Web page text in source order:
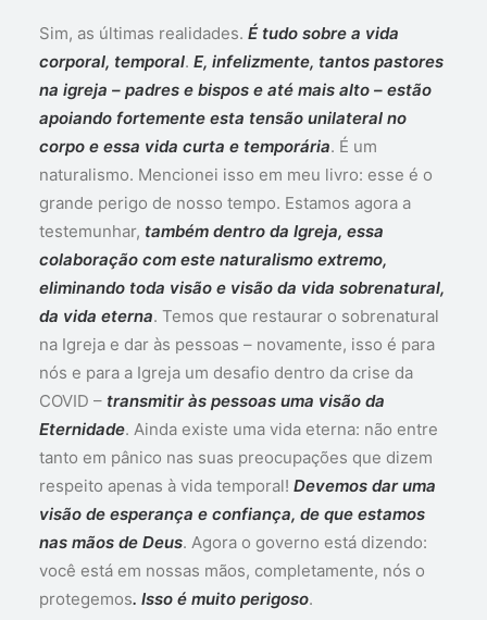
Sim, as últimas realidades. É tudo sobre a vida
corporal, temporal. E, infelizmente, tantos pastores
na igreja – padres e bispos e até mais alto – estão
apoiando fortemente esta tensão unilateral no
corpo e essa vida curta e temporária. É um
naturalismo. Mencionei isso em meu livro: esse é o
grande perigo de nosso tempo. Estamos agora a
testemunhar, também dentro da Igreja, essa
colaboração com este naturalismo extremo,
eliminando toda visão e visão da vida sobrenatural,
da vida eterna. Temos que restaurar o sobrenatural
na Igreja e dar às pessoas – novamente, isso é para
nós e para a Igreja um desafio dentro da crise da
COVID – transmitir às pessoas uma visão da
Eternidade. Ainda existe uma vida eterna: não entre
tanto em pânico nas suas preocupações que dizem
respeito apenas à vida temporal! Devemos dar uma
visão de esperança e confiança, de que estamos
nas mãos de Deus. Agora o governo está dizendo:
você está em nossas mãos, completamente, nós o
protegemos. Isso é muito perigoso.